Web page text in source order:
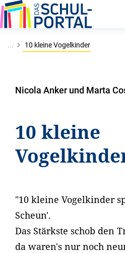
... 10 kleine Vogelkinder
Nicola Anker und Marta
10 kleine
"10 kleine Vogelkinder
Scheun'.
Das Stärkste schob den
da waren's nur noch